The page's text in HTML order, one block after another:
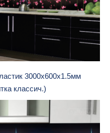
3000х600х1.5мм
классич.)